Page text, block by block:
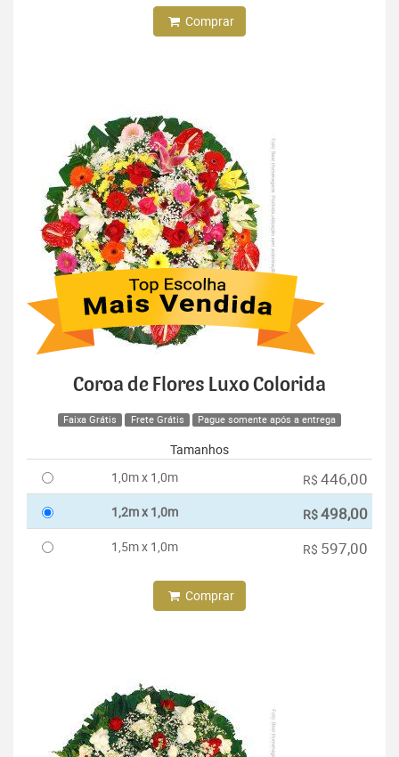
Comprar
Coroa de Flores Luxo Colorida
Faixa Grátis Frete Grátis Pague somente após a entrega
Tamanhos
1,0m x 1,0m
R$ 446,00
1,2m x 1,0m R$498,00
1,5m x 1,0m R$ 597,00
Comprar